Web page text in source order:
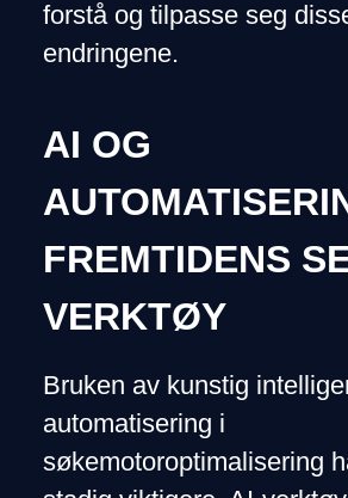
forstå og tilpasse seg
endringene.
AI OG
FREMTIDENS
VERKTØY
Bruken av kunstig
automatisering i
søkemotoroptimalisering